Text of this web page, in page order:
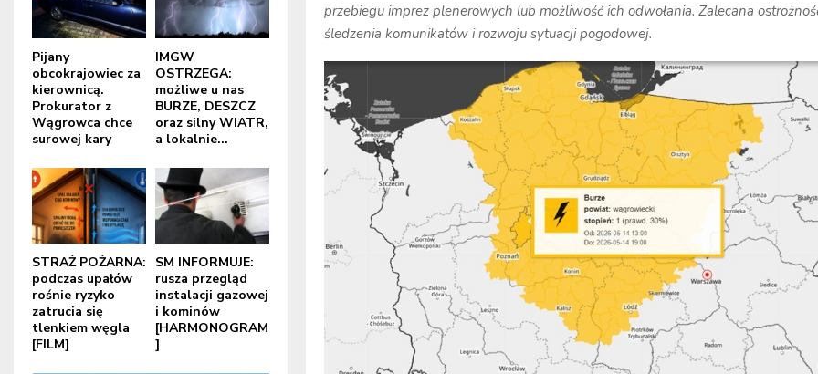
przebiegu imprez plenerowych lub możliwość ich odwołania. Zalecana
śledzenia komunikatów i rozwoju sytuacji pogodowej.
Pijany
obcokrajowiec za
kierownicą.
Prokurator z
Wągrowca chce
surowej kary
IMGW
OSTRZEGA:
możliwe u nas
BURZE, DESZCZ
oraz silny WIATR,
a lokalnie...
STRAŻ POŻARNA:
podczas upałów
rośnie ryzyko
zatrucia się
tlenkiem węgla
[FILM]
SM INFORMUJE:
rusza przegląd
instalacji gazowej
i kominów
[HARMONOGRAM
]